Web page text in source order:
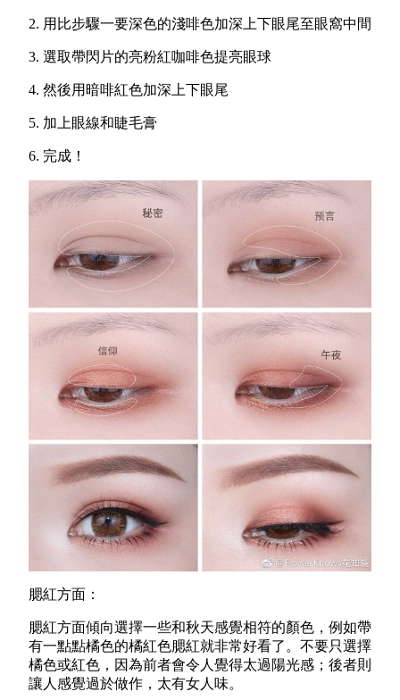
2. 用比步驟一要深色的淺啡色加深上下眼尾至眼窩中間
3. 選取帶閃片的亮粉紅咖啡色提亮眼球
4. 然後用暗啡紅色加深上下眼尾
5. 加上眼線和睫毛膏
6. 完成！
腮紅方面：
腮紅方面傾向選擇一些和秋天感覺相符的顏色，例如帶
有一點點橘色的橘紅色腮紅就非常好看了。不要只選擇
橘色或紅色，因為前者會令人覺得太過陽光感；後者則
讓人感覺過於做作，太有女人味。